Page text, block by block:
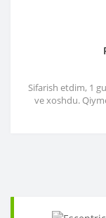
Sifarish etdim, 1
ve xoshdu.